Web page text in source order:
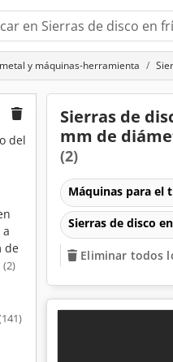
y máquinas-herramienta
del
de
(2)
Sierras de
mm de
(2)
Máquinas para el
Sierras de disco
Eliminar todos